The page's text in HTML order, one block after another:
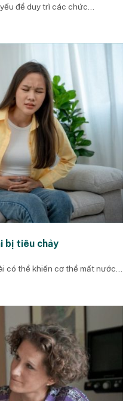
để duy trì các chức...
bị tiêu chảy
có thể khiến cơ thể mất nước...